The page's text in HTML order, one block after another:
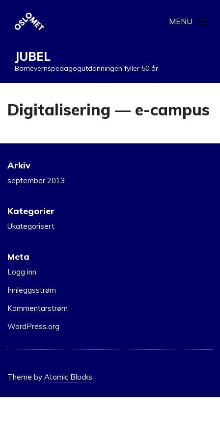
JUBEL
Barnevernspedagogutdanningen fyller 50 år
MENU
Digitalisering — e-campus
Arkiv
september 2013
Kategorier
Ukategorisert
Meta
Logg inn
Innleggsstrøm
Kommentarstrøm
WordPress.org
Theme by Atomic Blocks.